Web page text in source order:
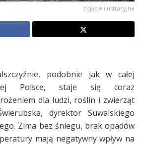
zdjęcie ilustracyjne
podobnie jak w całej
Polsce, staje się coraz
dla ludzi, roślin i zwierząt
dyrektor Suwalskiego
Zima bez śniegu, brak opadów
mają negatywny wpływ na